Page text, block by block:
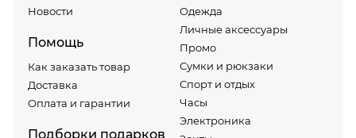
Новости
Помощь
Как заказать товар
Доставка
Оплата и гарантии
Подборки подарков
Одежда
Личные аксессуары
Промо
Сумки и рюкзаки
Спорт и отдых
Часы
Электроника